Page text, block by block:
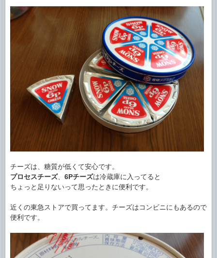
チーズは、糖質が低くて安心です。
プロセスチーズ、 6Pチーズは冷蔵庫に入ってると
ちょっと足りないって思ったときに便利です。
近くの東急ストアで買ってます。チーズはコンビニにもあるので
便利です。